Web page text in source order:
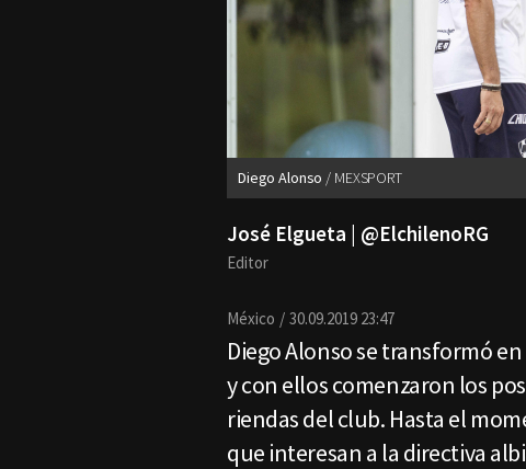
Diego Alonso MEXSPORT
José Elgueta | @ElchilenoRG
Editor
México 30.09.2019 23:47
Diego Alonso se transformó
y con ellos comenzaron los
riendas del club. Hasta el
que interesan a la directiva